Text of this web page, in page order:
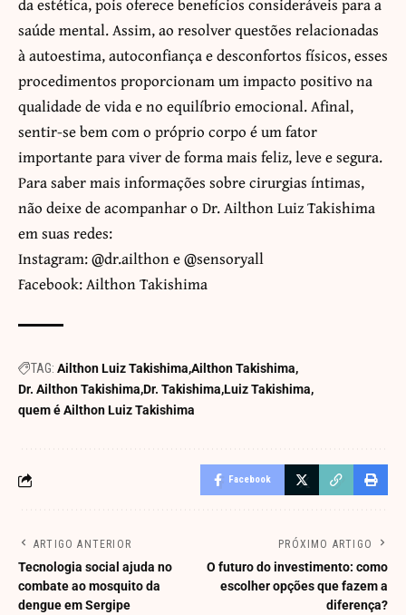
saúde mental. Assim, ao resolver questões relacionadas
à autoestima, autoconfiança e desconfortos físicos, esses
procedimentos proporcionam um impacto positivo na
qualidade de vida e no equilíbrio emocional. Afinal,
sentir-se bem com o próprio corpo é um fator
importante para viver de forma mais feliz, leve e segura.
Para saber mais informações sobre cirurgias íntimas,
não deixe de acompanhar o Dr. Ailthon Luiz Takishima
em suas redes:
Instagram: @dr.ailthon e @sensoryall
Facebook: Ailthon Takishima
TAG: Ailthon Luiz Takishima Ailthon Takishima
Dr. Ailthon Takishima Dr. Takishima Luiz Takishima
quem é Ailthon Luiz Takishima
Facebook
ARTIGO ANTERIOR
Tecnologia social ajuda no
combate ao mosquito da
dengue em Sergipe
PRÓXIMO ARTIGO
O futuro do investimento: como
escolher opções que fazem a
diferença?